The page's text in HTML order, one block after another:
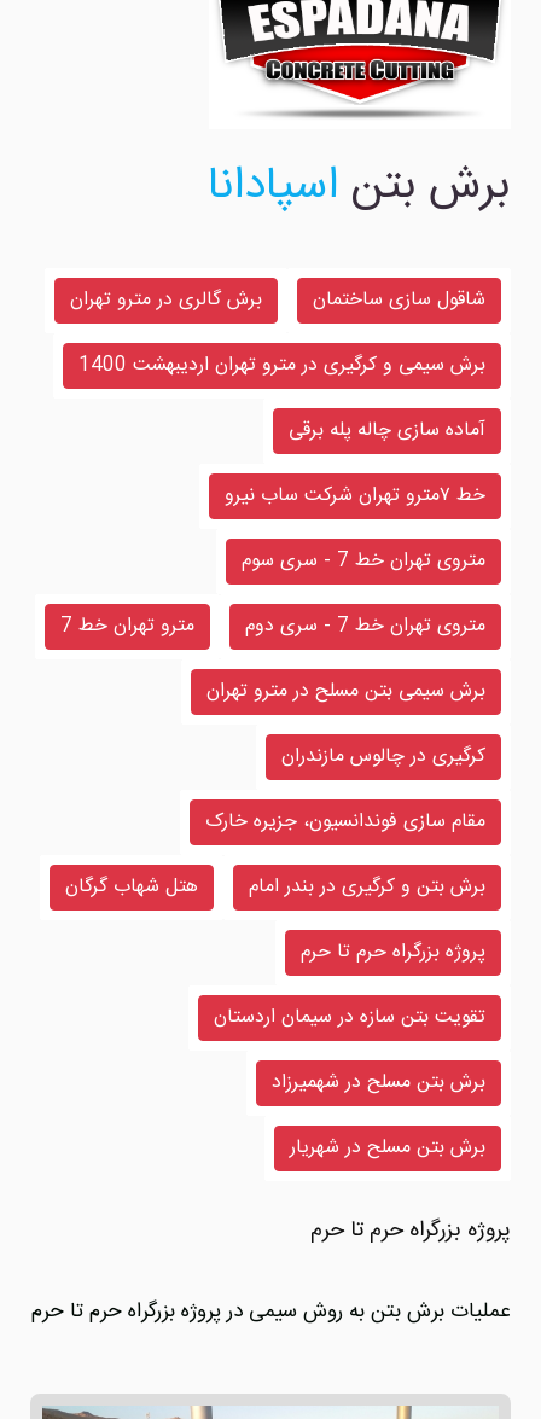
برش بتن اسپادانا
شاقول سازی ساختمان
برش گالری در مترو تهران
برش سیمی و کرگیری در مترو تهران اردیبهشت 1400
آماده سازی چاله پله برقی
خط ۷مترو تهران شرکت ساب نیرو
متروی تهران خط 7 - سری سوم
متروی تهران خط 7 - سری دوم
مترو تهران خط 7
برش سیمی بتن مسلح در مترو تهران
کرگیری در چالوس مازندران
مقام سازی فوندانسیون، جزیره خارک
برش بتن و کرگیری در بندر امام
هتل شهاب گرگان
پروژه بزرگراه حرم تا حرم
تقویت بتن سازه در سیمان اردستان
برش بتن مسلح در شهمیرزاد
برش بتن مسلح در شهریار